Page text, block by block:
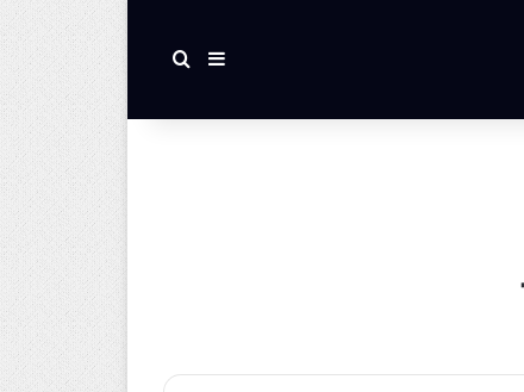
إضافة عمود جانبي
بحث عن